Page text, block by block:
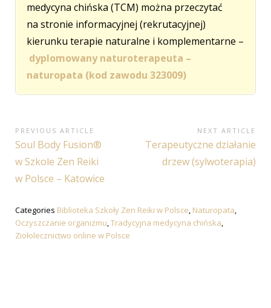
medycyna chińska (TCM) można przeczytać
na stronie informacyjnej (rekrutacyjnej)
kierunku terapie naturalne i komplementarne –
dyplomowany naturoterapeuta –
naturopata (kod zawodu 323009)
Nawigacja
wpisu
PREVIOUS ARTICLE
Previous
Article:
Soul Body Fusion®
w Szkole Zen Reiki
w Polsce – Katowice
NEXT ARTICLE
Next
Article:
Terapeutyczne działanie
drzew (sylwoterapia)
Categories Biblioteka Szkoły Zen Reiki w Polsce, Naturopata,
Oczyszczanie organizmu,Tradycyjna medycyna chińska,
Ziołolecznictwo online w Polsce